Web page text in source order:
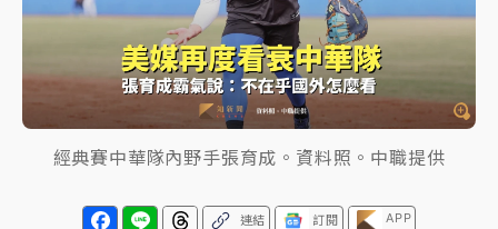
白海豚逼近！北市水門只出不進 未移置車輛最高罰
4800＋拖吊費
經典賽中華隊內野手張育成。資料照。中職提供
連結 訂閱 APP